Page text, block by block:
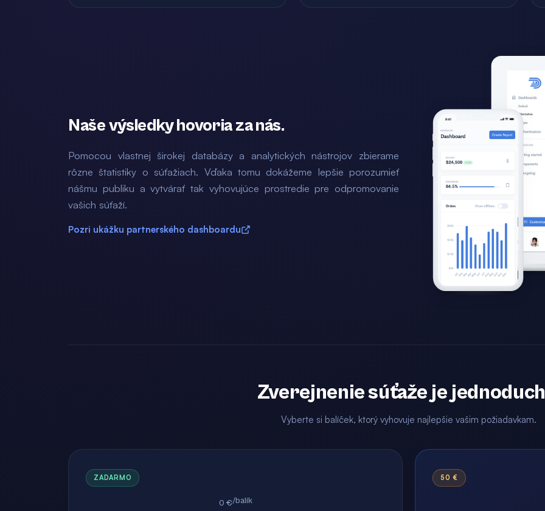
Naše výsledky hovoria za nás.
Pomocou vlastnej širokej databázy a analytických nástrojov zbierame
rôzne štatistiky o súťažiach. Vďaka tomu dokážeme lepšie porozumieť
nášmu publiku a vytvárať tak vyhovujúce prostredie pre odpromovanie
vašich súťaží.
Pozri ukážku partnerského dashboardu
Zverejnenie súťaže je
Vyberte si balíček, ktorý vyhovuje najlepšie vašim požiadavkam.
ZADARMO
0 €/balík
50 €